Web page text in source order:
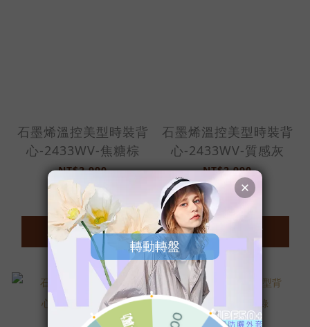
石墨烯溫控美型時裝背
心-2433WV-焦糖棕
NT$2,990
ADD TO CART
石墨烯溫控美型時裝背
心-2433WV-質感灰
NT$2,990
ADD TO CART